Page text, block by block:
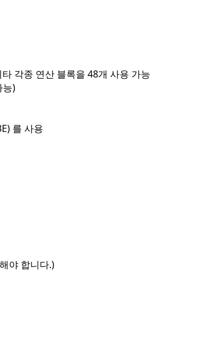
각종 연산 블록을 48개 사용 가능
능)
를 사용
야 합니다.)